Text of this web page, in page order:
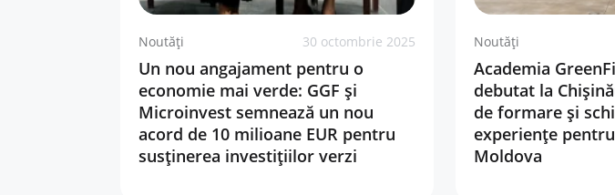
Noutăți 30 octombrie 2025
Un nou angajament pentru o
economie mai verde: GGF și
Microinvest semnează un nou
acord de 10 milioane EUR pentru
susținerea investițiilor verzi
Noutăți
Academia
debutat la
de formare și
experiențe
Moldova